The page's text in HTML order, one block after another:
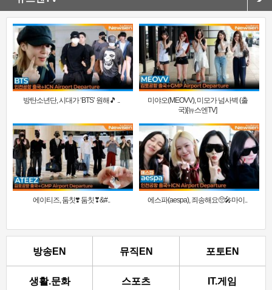
방탄소년단, 시대가 ‘BTS’ 원해🎵 ..
미야오(MEOVV), 미모가 넘사벽 (출
국)[뉴스엔TV]
에이티즈, 둠칫❣️ 둠칫❣&#.. 에스파(aespa), 죄송해요🥺🎤마이..
방송EN 뮤직EN 포토EN
생활.문화 스포츠 IT.게임